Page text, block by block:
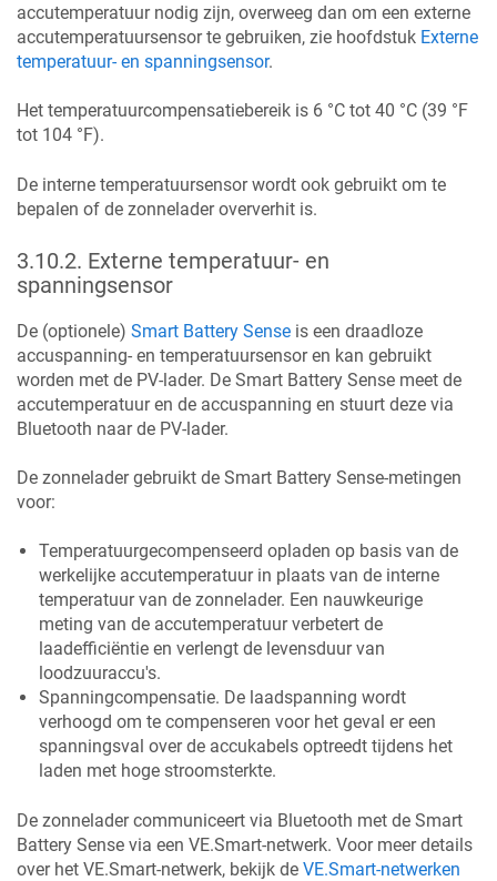
accutemperatuur nodig zijn, overweeg dan om een externe
accutemperatuursensor te gebruiken, zie hoofdstuk Externe
temperatuur- en spanningsensor.
Het temperatuurcompensatiebereik is 6 °C tot 40 °C (39 °F
tot 104 °F).
De interne temperatuursensor wordt ook gebruikt om te
bepalen of de zonnelader oververhit is.
3.10.2. Externe temperatuur- en
spanningsensor
De (optionele) Smart Battery Sense is een draadloze
accuspanning- en temperatuursensor en kan gebruikt
worden met de PV-lader. De Smart Battery Sense meet de
accutemperatuur en de accuspanning en stuurt deze via
Bluetooth naar de PV-lader.
De zonnelader gebruikt de Smart Battery Sense-metingen
voor:
Temperatuurgecompenseerd opladen op basis van de
werkelijke accutemperatuur in plaats van de interne
temperatuur van de zonnelader. Een nauwkeurige
meting van de accutemperatuur verbetert de
laadefficiëntie en verlengt de levensduur van
loodzuuraccu's.
Spanningcompensatie. De laadspanning wordt
verhoogd om te compenseren voor het geval er een
spanningsval over de accukabels optreedt tijdens het
laden met hoge stroomsterkte.
De zonnelader communiceert via Bluetooth met de Smart
Battery Sense via een VE.Smart-netwerk. Voor meer details
over het VE.Smart-netwerk, bekijk de VE.Smart-netwerken